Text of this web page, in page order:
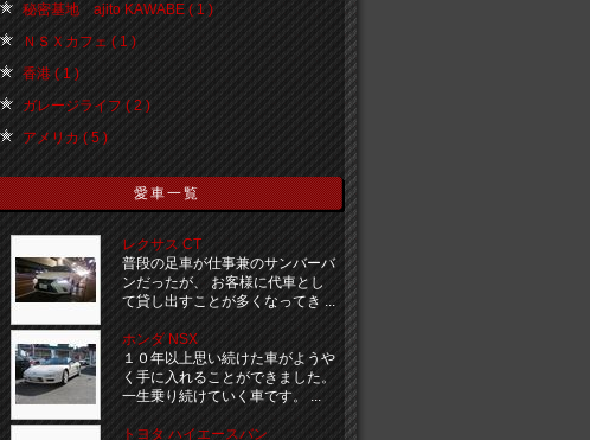
秘密基地 ajito KAWABE ( 1 )
ＮＳＸカフェ ( 1 )
香港 ( 1 )
ガレージライフ ( 2 )
アメリカ ( 5 )
愛車一覧
レクサス CT
普段の足車が仕事兼のサンバーバ
ンだったが、 お客様に代車とし
て貸し出すことが多くなってき ...
ホンダ NSX
１０年以上思い続けた車がようや
く手に入れることができました。
一生乗り続けていく車です。 ...
トヨタ ハイエースバン